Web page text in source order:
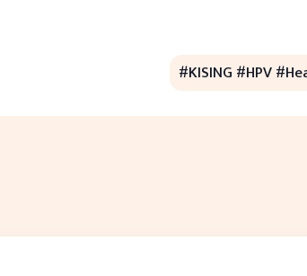
#KISING #HPV